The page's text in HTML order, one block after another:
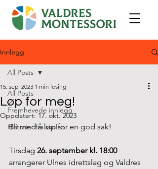
Innlegg
All Posts
Fremhevede innlegg
Historier fra skolen
All Posts
Løp for meg!
15. sep. 2023 1 min lesing
Oppdatert:17. okt. 2023
Bli med å løp for en god sak!
Tirsdag 26. september kl. 18:00
arrangerer Ulnes idrettslag og Valdres